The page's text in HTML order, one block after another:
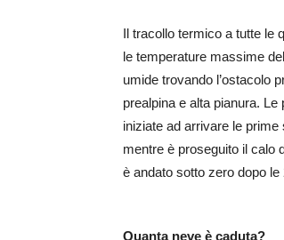
Il tracollo termico a tutte le
le temperature massime
umide trovando l’ostacolo
prealpina e alta pianura.
iniziate ad arrivare le
mentre è proseguito il calo
è andato sotto zero dopo
Quanta neve è caduta?